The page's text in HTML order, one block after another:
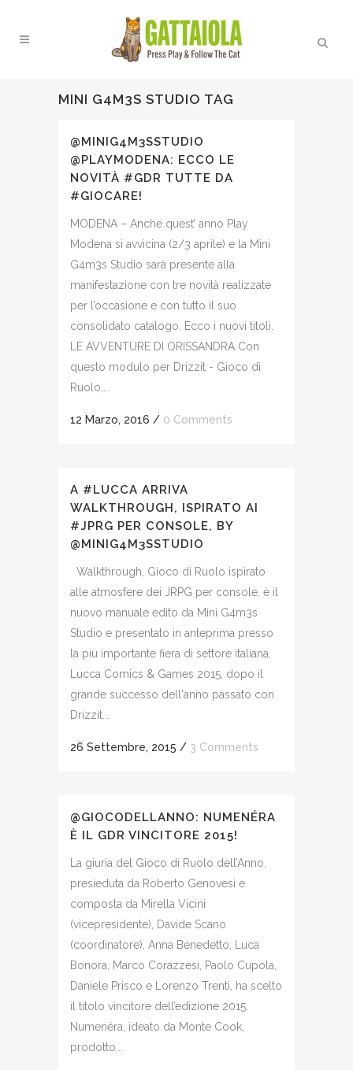
MINI G4M3S STUDIO TAG
@MINIG4M3SSTUDIO
@PLAYMODENA: ECCO LE
NOVITÀ #GDR TUTTE DA
#GIOCARE!
MODENA – Anche quest’ anno Play
Modena si avvicina (2/3 aprile) e la Mini
G4m3s Studio sarà presente alla
manifestazione con tre novità realizzate
per l’occasione e con tutto il suo
consolidato catalogo. Ecco i nuovi titoli.
LE AVVENTURE DI ORISSANDRA Con
questo modulo per Drizzit - Gioco di
Ruolo,...
12 Marzo, 2016 / 0 Comments
A #LUCCA ARRIVA
WALKTHROUGH, ISPIRATO AI
#JPRG PER CONSOLE, BY
@MINIG4M3SSTUDIO
Walkthrough, Gioco di Ruolo ispirato
alle atmosfere dei JRPG per console, è il
nuovo manuale edito da Mini G4m3s
Studio e presentato in anteprima presso
la più importante fiera di settore italiana,
Lucca Comics & Games 2015, dopo il
grande successo dell'anno passato con
Drizzit...
26 Settembre, 2015 / 3 Comments
@GIOCODELLANNO: NUMENÉRA
È IL GDR VINCITORE 2015!
La giuria del Gioco di Ruolo dell’Anno,
presieduta da Roberto Genovesi e
composta da Mirella Vicini
(vicepresidente), Davide Scano
(coordinatore), Anna Benedetto, Luca
Bonora, Marco Corazzesi, Paolo Cupola,
Daniele Prisco e Lorenzo Trenti, ha scelto
il titolo vincitore dell’edizione 2015.
Numenéra, ideato da Monte Cook,
prodotto...